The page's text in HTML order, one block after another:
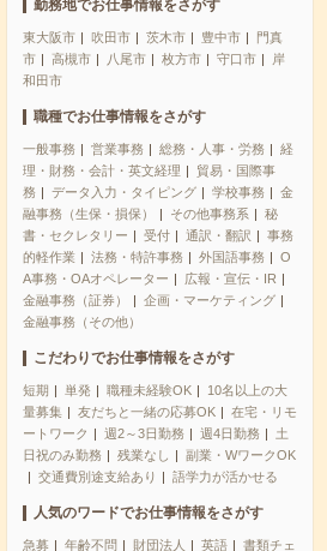
勤務地でお仕事情報をさがす
東大阪市 吹田市 茨木市 豊中市
門真
市
高槻市 八尾市 枚方市 守口市
岸
和田市
職種でお仕事情報をさがす
一般事務 営業事務 総務・人事・労務
経
理・財務・会計・英文経理
貿易・国際事
務
データ入力・タイピング 学校事務
金
融事務（生保・損保）
その他事務系
秘
書・セクレタリー
受付 通訳・翻訳
事務
的軽作業
法務・特許事務 外国語事務
O
A事務・OAオペレーター
広報・宣伝・IR
金融事務（証券）
企画・マーケティング
金融事務（その他）
こだわりでお仕事情報をさがす
短期 単発 職種未経験OK
10名以上の大
量募集
友だちと一緒の応募OK
在宅・リモ
ートワーク
週2～3日勤務 週4日勤務
土
日祝のみ勤務
残業なし
副業・WワークOK
交通費別途支給あり
語学力が活かせる
人気のワードでお仕事情報をさがす
急募 年齢不問 財団法人 英語
書類チェ